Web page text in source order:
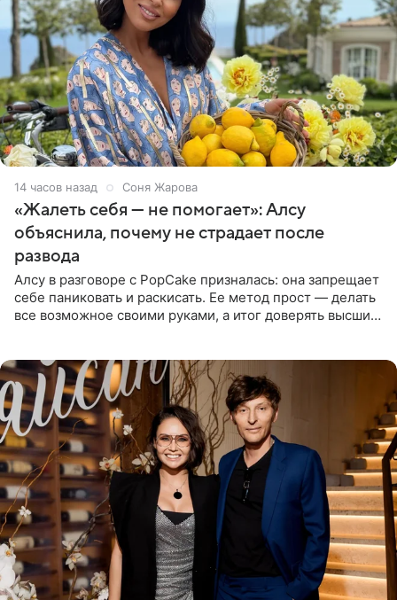
14 часов назад Соня Жарова
«Жалеть себя — не помогает»: Алсу
объяснила, почему не страдает после
развода
Алсу в разговоре с PopCake призналась: она запрещает
себе паниковать и раскисать. Ее метод прост — делать
все возможное своими руками, а итог доверять высшим